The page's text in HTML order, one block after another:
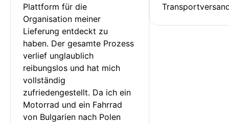
Plattform für die
Organisation meiner
Lieferung entdeckt zu
haben. Der gesamte Prozess
verlief unglaublich
reibungslos und hat mich
vollständig
zufriedengestellt. Da ich ein
Motorrad und ein Fahrrad
von Bulgarien nach Polen